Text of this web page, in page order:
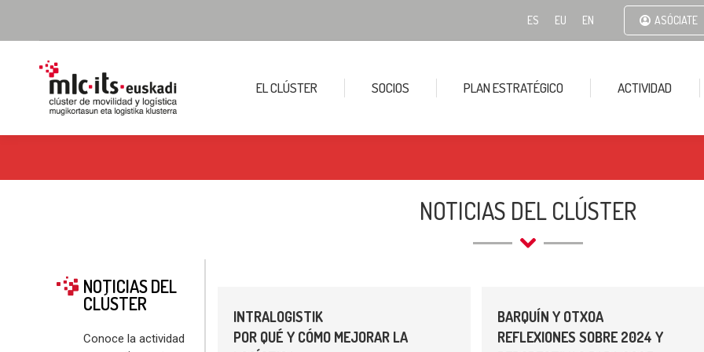
ES EU EN ASÓCIATE
EL CLÚSTER SOCIOS PLAN ESTRATÉGICO ACTIVIDAD
NOTICIAS DEL CLÚSTER
NOTICIAS DEL
CLÚSTER
Conoce la actividad
INTRALOGISTIK
POR QUÉ Y CÓMO MEJORAR LA
BARQUÍN Y OTXOA
REFLEXIONES SOBRE 2024 Y